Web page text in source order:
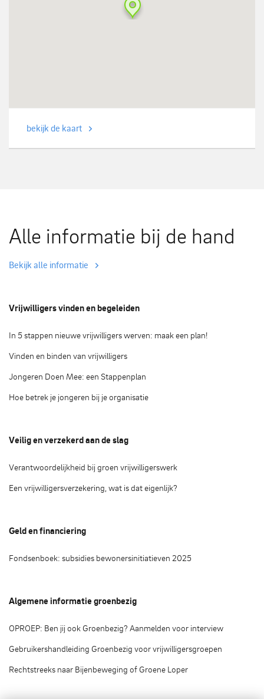
bekijk de kaart
Alle informatie bij de hand
Bekijk alle informatie
Vrijwilligers vinden en begeleiden
In 5 stappen nieuwe vrijwilligers werven: maak een plan!
Vinden en binden van vrijwilligers
Jongeren Doen Mee: een Stappenplan
Hoe betrek je jongeren bij je organisatie
Veilig en verzekerd aan de slag
Verantwoordelijkheid bij groen vrijwilligerswerk
Een vrijwilligersverzekering, wat is dat eigenlijk?
Geld en financiering
Fondsenboek: subsidies bewonersinitiatieven 2025
Algemene informatie groenbezig
OPROEP: Ben jij ook Groenbezig? Aanmelden voor interview
Gebruikershandleiding Groenbezig voor vrijwilligersgroepen
Rechtstreeks naar Bijenbeweging of Groene Loper